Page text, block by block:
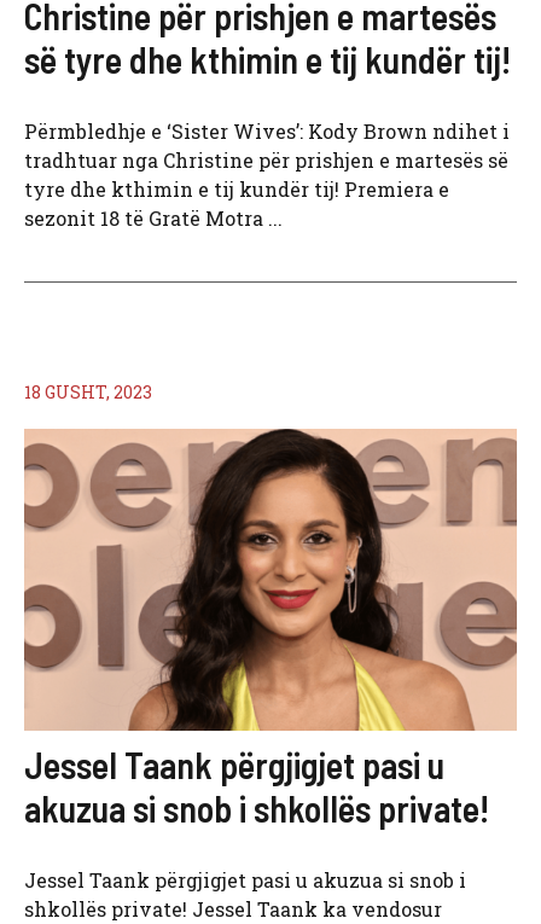
Christine për prishjen e martesës
së tyre dhe kthimin e tij kundër tij!
Përmbledhje e ‘Sister Wives’: Kody Brown ndihet i
tradhtuar nga Christine për prishjen e martesës së
tyre dhe kthimin e tij kundër tij! Premiera e
sezonit 18 të Gratë Motra ...
18 GUSHT, 2023
Jessel Taank përgjigjet pasi u
akuzua si snob i shkollës private!
Jessel Taank përgjigjet pasi u akuzua si snob i
shkollës private! Jessel Taank ka vendosur